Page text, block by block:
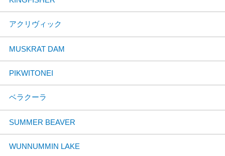
アクリヴィック
MUSKRAT DAM
PIKWITONEI
ベラクーラ
SUMMER BEAVER
WUNNUMMIN LAKE